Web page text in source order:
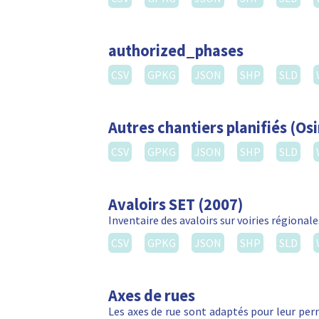
authorized_phases
CSV GPKG JSON SHP SLD
Autres chantiers planifiés
CSV GPKG JSON SHP SLD
Avaloirs SET (2007)
Inventaire des avaloirs sur voiries
CSV
GPKG JSON SHP SLD
Axes de rues
Les axes de rue sont adaptés pour leur